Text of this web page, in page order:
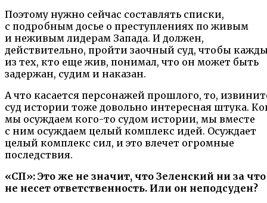
Поэтому нужно сейчас составлять списки,
с подробным досье о преступлениях по живым
и неживым лидерам Запада. И должен,
действительно, пройти заочный суд, чтобы
из тех, кто еще жив, понимал, что он может быть
задержан, судим и наказан.
А что касается персонажей прошлого, то,
суд истории тоже довольно интересная штука.
мы осуждаем кого-то судом истории, мы вместе
с ним осуждаем целый комплекс идей. Осуждает
целый комплекс сил, и это влечет огромные
последствия.
«СП»: Это же не значит, что Зеленский ни за что
не несет ответственность. Или он неподсуден?